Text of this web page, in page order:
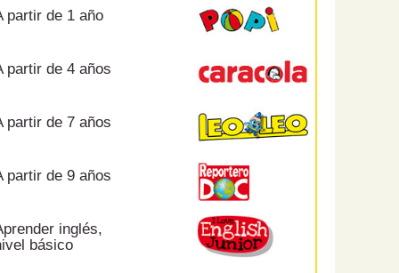
partir de 1 año
partir de 4 años
partir de 7 años
partir de 9 años
inglés,
básico